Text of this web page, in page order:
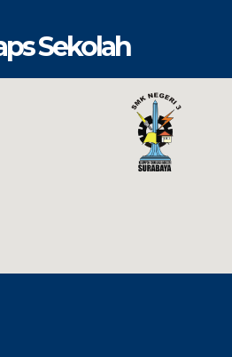
Sekolah